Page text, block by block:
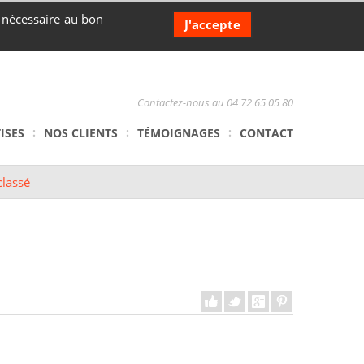
Contactez-nous au 04 72 65 05 80
NOS CLIENTS TÉMOIGNAGES CONTACT
au bon
J'accepte